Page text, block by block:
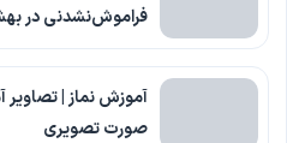
فراموش‌نشدنی در
آموزش نماز | تصاویر
صورت تصویری